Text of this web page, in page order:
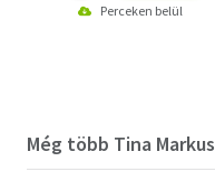
Perceken belül
Még több Tina Markus